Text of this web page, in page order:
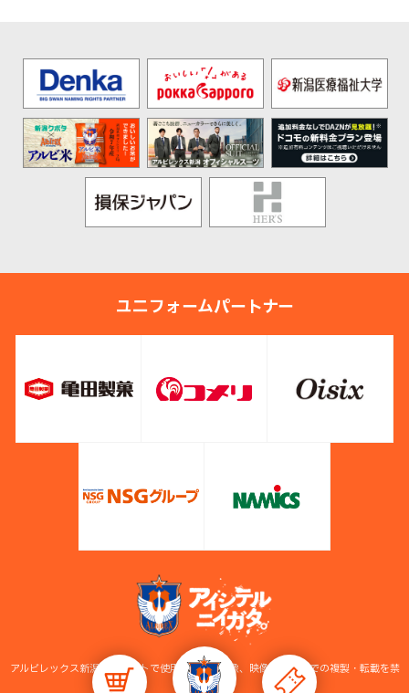
ユニフォームパートナー
アルビレックス新潟公式サイトで使用している画像、映像等の無断での複製・転載を禁
止します。